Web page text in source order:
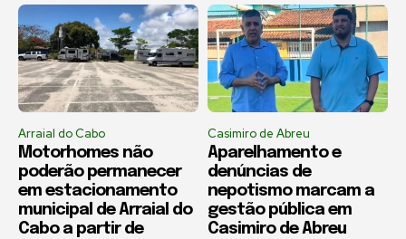
Arraial do Cabo
Motorhomes não
poderão permanecer
em estacionamento
municipal de Arraial do
Cabo a partir de
Casimiro de Abreu
Aparelhamento e
denúncias de
nepotismo marcam a
gestão pública em
Casimiro de Abreu